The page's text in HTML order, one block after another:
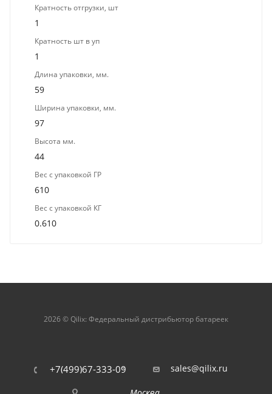
Кратность отгрузки, шт
1
Кратность шт в уп
1
Длина упаковки, мм.
59
Ширина упаковки, мм.
97
Высота мм.
44
Вес с упаковкой ГР
610
Вес с упаковкой КГ
0.610
2026 © Qilix: Федеральный дистрибьютор батареек
+7(499)67-333-09 sales@qilix.ru